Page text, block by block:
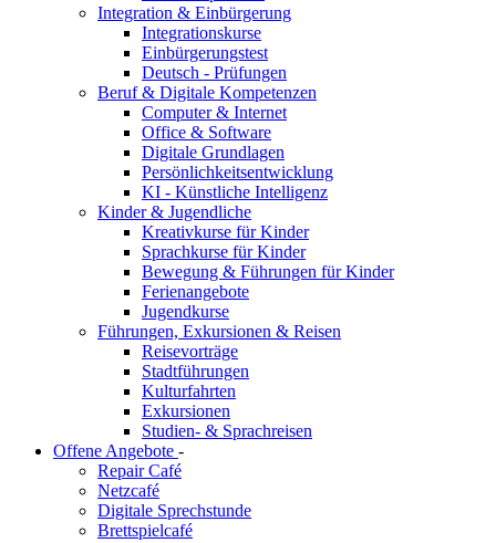
Integration & Einbürgerung
Integrationskurse
Einbürgerungstest
Deutsch - Prüfungen
Beruf & Digitale Kompetenzen
Computer & Internet
Office & Software
Digitale Grundlagen
Persönlichkeitsentwicklung
KI - Künstliche Intelligenz
Kinder & Jugendliche
Kreativkurse für Kinder
Sprachkurse für Kinder
Bewegung & Führungen für Kinder
Ferienangebote
Jugendkurse
Führungen, Exkursionen & Reisen
Reisevorträge
Stadtführungen
Kulturfahrten
Exkursionen
Studien- & Sprachreisen
Offene Angebote -
Repair Café
Netzcafé
Digitale Sprechstunde
Brettspielcafé